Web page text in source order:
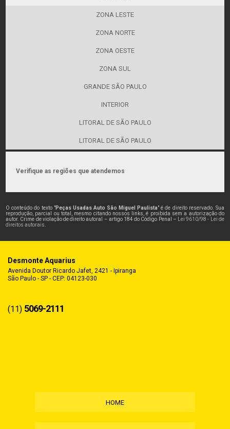
ZONA LESTE
ZONA NORTE
ZONA OESTE
ZONA SUL
GRANDE SÃO PAULO
INTERIOR
LITORAL DE SÃO PAULO
LITORAL DE SÃO PAULO
Verifique as regiões que atendemos
O conteúdo do texto "Peças Usadas Auto São Miguel Paulista" é de direito reservado. Sua
reprodução, parcial ou total, mesmo citando nossos links, é proibida sem a autorização do
autor. Crime de violação de direito autoral – artigo 184 do Código Penal – Lei 9610/98 - Lei de
direitos autorais.
Desmonte Aquarius
Avenida Doutor Ricardo Jafet, 2421 - Ipiranga
São Paulo - SP - CEP: 04123-030
(11) 5069-2111
HOME